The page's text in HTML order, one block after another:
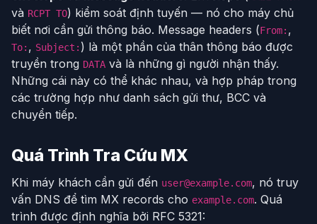
và RCPT TO) kiểm soát định tuyến — nó cho máy chủ
biết nơi cần gửi thông báo. Message headers (From: ,
To: , Subject: ) là một phần của thân thông báo được
truyền trong DATA và là những gì người nhận thấy.
Những cái này có thể khác nhau, và hợp pháp trong
các trường hợp như danh sách gửi thư, BCC và
chuyển tiếp.
Quá Trình Tra Cứu MX
Khi máy khách cần gửi đến user@example.com, nó truy
vấn DNS để tìm MX records cho example.com. Quá
trình được định nghĩa bởi RFC 5321: